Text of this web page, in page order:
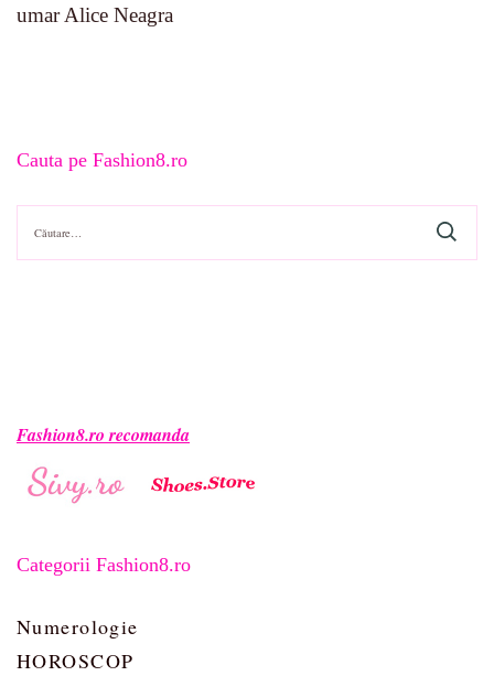
umar Alice Neagra
Cauta pe Fashion8.ro
Caută
după:
Fashion8.ro recomanda
Categorii Fashion8.ro
Numerologie
HOROSCOP